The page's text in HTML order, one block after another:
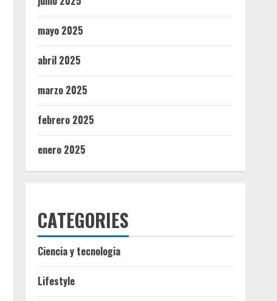
mayo 2025
abril 2025
marzo 2025
febrero 2025
enero 2025
CATEGORIES
Ciencia y tecnologia
Lifestyle